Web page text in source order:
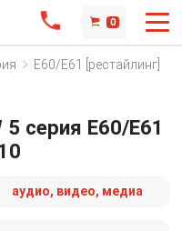
0
E60/E61 [рестайлинг]
серия E60/E61
аудио, видео, медиа